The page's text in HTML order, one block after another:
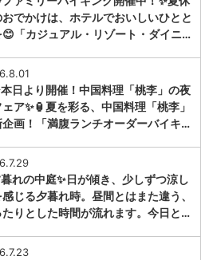
でかけは、ホテルでおいしいひとと
😊「カジュアル・リゾート・ダイニ…
本日より開催！中国料理「桃李」の夜
ア✨🏮夏を彩る、中国料理「桃李」
企画！「満腹ランチオーダーバイキ…
れの中庭✨日が傾き、少しずつ涼し
じる夕暮れ時。昼間とはまた違う、
たりとした時間が流れます。今日と…